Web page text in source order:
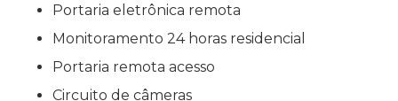
portaria eletrônica remota
monitoramento 24 horas residencial
portaria remota acesso
circuito de câmeras